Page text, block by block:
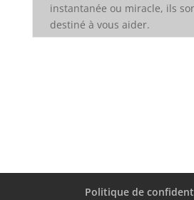
instantanée ou miracle, ils
destiné à vous aider.
Politique de